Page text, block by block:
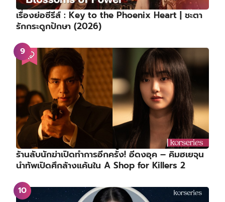
เรื่องย่อซีรีส์ : Key to the Phoenix Heart | ชะตา
รักกระดูกปักษา (2026)
ร้านลับนักฆ่าเปิดทำการอีกครั้ง! อีดงอุค – คิมฮเยจุน
นำทัพเปิดศึกล้างแค้นใน A Shop for Killers 2